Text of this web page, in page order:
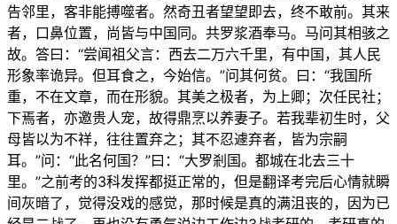
告邻里，客非能搏噬者。然奇丑者望望即去，终不敢前。其来
者，口鼻位置，尚皆与中国同。共罗浆酒奉马。马问其相骇之
故。答曰：“尝闻祖父言：西去二万六千里，有中国，其人民
形象率诡异。但耳食之，今始信。”问其何贫。曰：“我国所
重，不在文章，而在形貌。其美之极者，为上卿；次任民社；
下焉者，亦邀贵人宠，故得鼎烹以养妻子。若我辈初生时，父
母皆以为不祥，往往置弃之；其不忍遽弃者，皆为宗嗣
耳。”问：“此名何国？”曰：“大罗剎国。都城在北去三十
里。”之前考的3科发挥都挺正常的，但是翻译考完后心情就瞬
间灰暗了，觉得没戏的感觉，那时候是真的满沮丧的，因为已